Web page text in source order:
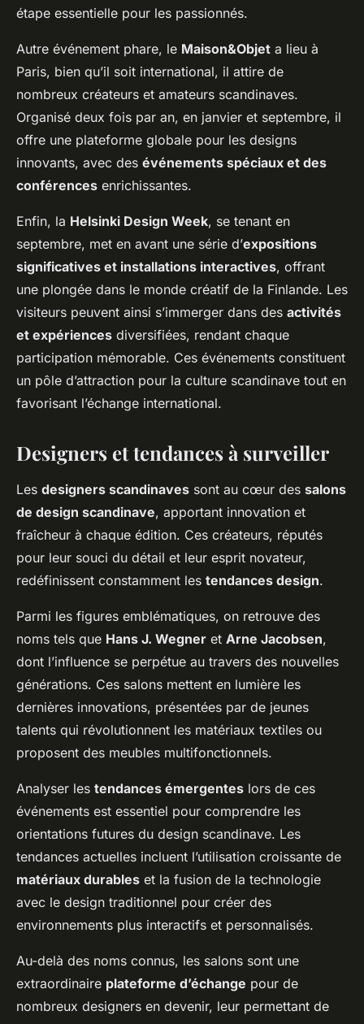
étape essentielle pour les passionnés.
Autre événement phare, le Maison&Objet a lieu à
Paris, bien qu’il soit international, il attire de
nombreux créateurs et amateurs scandinaves.
Organisé deux fois par an, en janvier et septembre, il
offre une plateforme globale pour les designs
innovants, avec des événements spéciaux et des
conférences enrichissantes.
Enfin, la Helsinki Design Week, se tenant en
septembre, met en avant une série d’expositions
significatives et installations interactives, offrant
une plongée dans le monde créatif de la Finlande. Les
visiteurs peuvent ainsi s’immerger dans des activités
et expériences diversifiées, rendant chaque
participation mémorable. Ces événements constituent
un pôle d’attraction pour la culture scandinave tout en
favorisant l’échange international.
Designers et tendances à surveiller
Les designers scandinaves sont au cœur des salons
de design scandinave, apportant innovation et
fraîcheur à chaque édition. Ces créateurs, réputés
pour leur souci du détail et leur esprit novateur,
redéfinissent constamment les tendances design.
Parmi les figures emblématiques, on retrouve des
noms tels que Hans J. Wegner et Arne Jacobsen,
dont l’influence se perpétue au travers des nouvelles
générations. Ces salons mettent en lumière les
dernières innovations, présentées par de jeunes
talents qui révolutionnent les matériaux textiles ou
proposent des meubles multifonctionnels.
Analyser les tendances émergentes lors de ces
événements est essentiel pour comprendre les
orientations futures du design scandinave. Les
tendances actuelles incluent l’utilisation croissante de
matériaux durables et la fusion de la technologie
avec le design traditionnel pour créer des
environnements plus interactifs et personnalisés.
Au-delà des noms connus, les salons sont une
extraordinaire plateforme d’échange pour de
nombreux designers en devenir, leur permettant de